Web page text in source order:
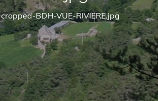
cropped-BDH-VUE-RIVIERE.jpg